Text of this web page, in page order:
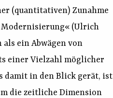
(quantitativen) Zunahme
Modernisierung« (Ulrich
als ein Abwägen von
einer Vielzahl möglicher
damit in den Blick gerät, ist
die zeitliche Dimension